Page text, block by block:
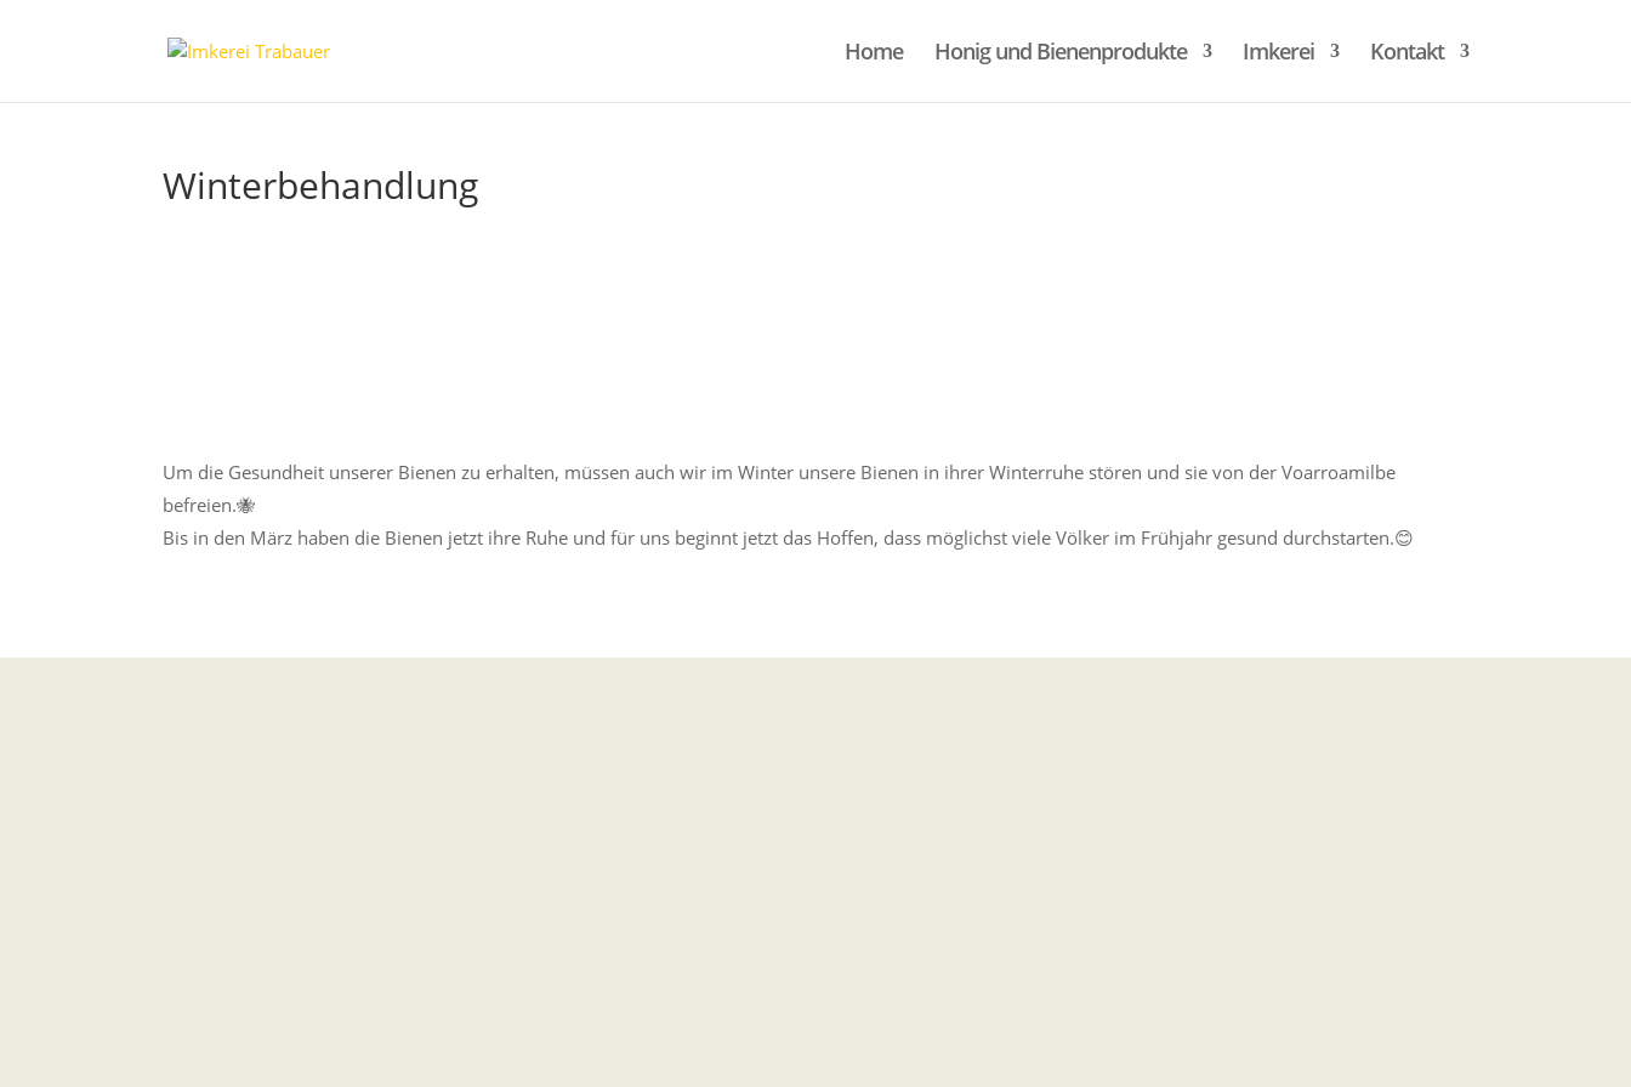
Home Honig und Bienenprodukte Imkerei Kontakt
Winterbehandlung
Um die Gesundheit unserer Bienen zu erhalten, müssen auch wir im Winter unsere Bienen in ihrer Winterruhe stören und sie von der Voarroamilbe
befreien.🐝
Bis in den März haben die Bienen jetzt ihre Ruhe und für uns beginnt jetzt das Hoffen, dass möglichst viele Völker im Frühjahr gesund durchstarten.😊